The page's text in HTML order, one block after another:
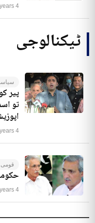
4 years پہلے
ٹیکنالوجی
پیر
تو
4 years پہلے
قومی
4 years پہلے